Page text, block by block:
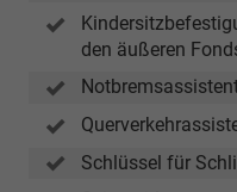
den äußeren
Schlüssel für